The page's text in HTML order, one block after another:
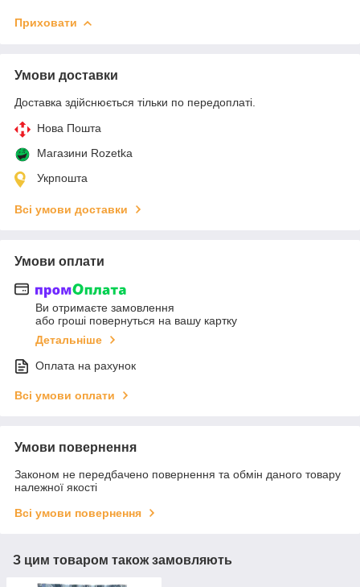
Приховати
Умови доставки
Доставка здійснюється тільки по передоплаті.
Нова Пошта
Магазини Rozetka
Укрпошта
Всі умови доставки
Умови оплати
Ви отримаєте замовлення
або гроші повернуться на вашу картку
Детальніше
Оплата на рахунок
Всі умови оплати
Умови повернення
Законом не передбачено повернення та обмін даного товару
належної якості
Всі умови повернення
З цим товаром також замовляють